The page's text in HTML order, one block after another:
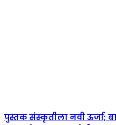
पुस्तक संस्कृतीला नवी ऊर्जा;